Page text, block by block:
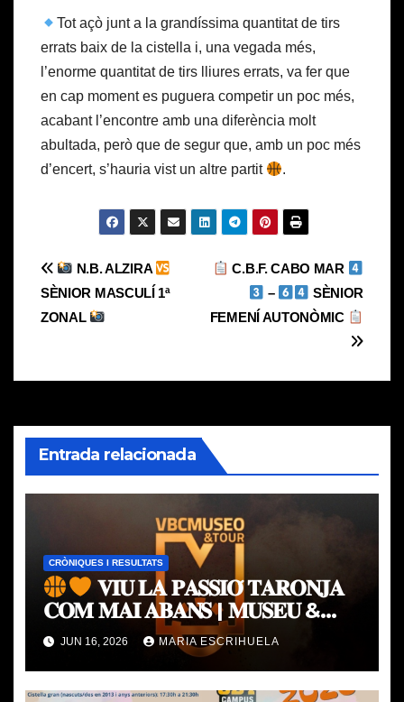
Tot açò junt a la grandíssima quantitat de tirs
errats baix de la cistella i, una vegada més,
l’enorme quantitat de tirs lliures errats, va fer que
en cap moment es puguera competir un poc més,
acabant l’encontre amb una diferència molt
abultada, però que de segur que, amb un poc més
d’encert, s’hauria vist un altre partit
.
Navegación
de
C.B.F. CABO MAR
–
SÈNIOR
FEMENÍ AUTONÒMIC
N.B. ALZIRA
SÈNIOR MASCULÍ 1ª
ZONAL
Entrada relacionada
CRÒNIQUES I RESULTATS
𝐕𝐈𝐔 𝐋𝐀 𝐏𝐀𝐒𝐒𝐈𝐎́ 𝐓𝐀𝐑𝐎𝐍𝐉𝐀
𝐂𝐎𝐌 𝐌𝐀𝐈 𝐀𝐁𝐀𝐍𝐒 | 𝐌𝐔𝐒𝐄𝐔 &
𝐓𝐎𝐔𝐑 𝐕𝐀𝐋𝐄𝐍𝐂𝐈𝐀 𝐁𝐀𝐒𝐊𝐄𝐓
JUN 16, 2026 MARIA ESCRIHUELA